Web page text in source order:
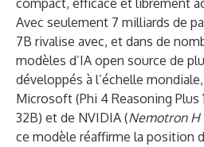
compact, efficace et librement
Avec seulement 7 milliards de
7B rivalise avec, et dans de
modèles d’IA open source de
développés à l’échelle
Microsoft (Phi 4 Reasoning Plus
32B) et de NVIDIA (Nemotron H
ce modèle réaffirme la position